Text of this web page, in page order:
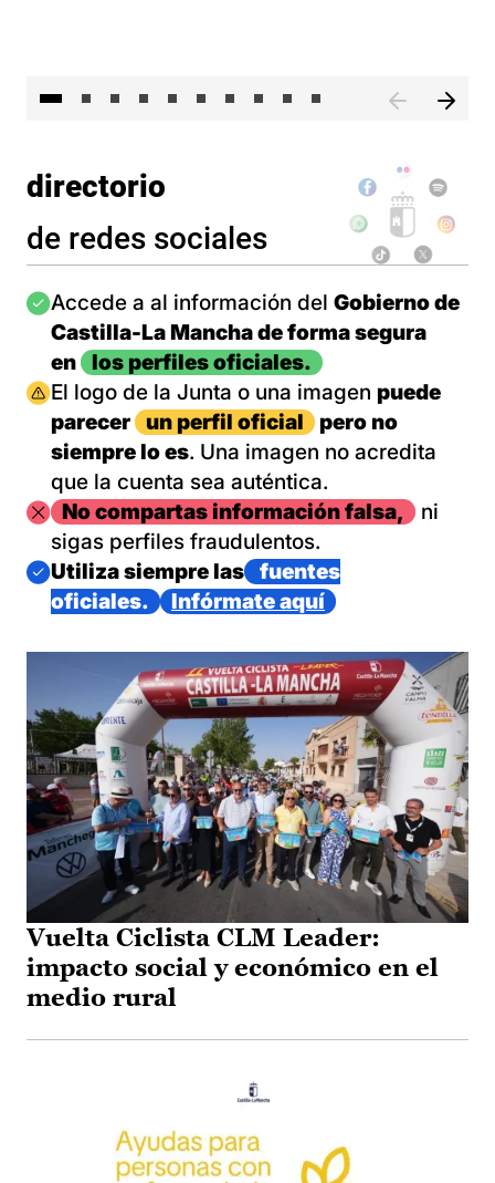
directorio
de redes sociales
Imagen
Accede a al información del Gobierno de
Castilla-La Mancha de forma segura
en
los perfiles oficiales.
Imagen
El logo de la Junta o una imagen puede
parecer
un perfil oficial
pero no
siempre lo es. Una imagen no acredita
que la cuenta sea auténtica.
ImagenNo compartas información falsa,
ni
sigas perfiles fraudulentos.
Imagen
Utiliza siempre las
fuentes
oficiales.
Infórmate aquí
Vuelta Ciclista CLM Leader:
impacto social y económico en el
medio rural